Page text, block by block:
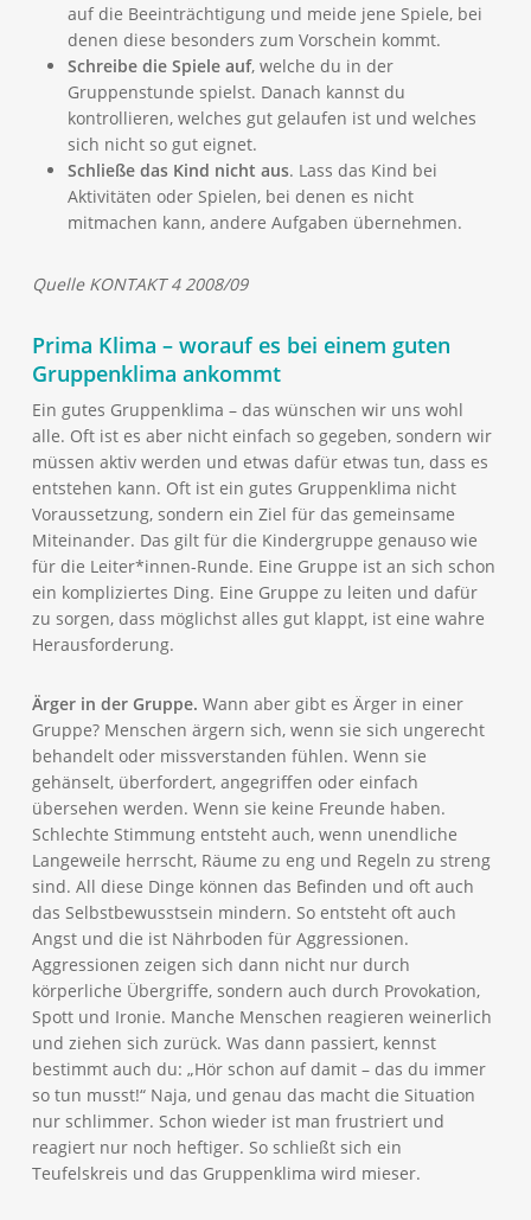
auf die Beeinträchtigung und meide jene Spiele, bei
denen diese besonders zum Vorschein kommt.
Schreibe die Spiele auf, welche du in der
Gruppenstunde spielst. Danach kannst du
kontrollieren, welches gut gelaufen ist und welches
sich nicht so gut eignet.
Schließe das Kind nicht aus. Lass das Kind bei
Aktivitäten oder Spielen, bei denen es nicht
mitmachen kann, andere Aufgaben übernehmen.
Quelle KONTAKT 4 2008/09
Prima Klima – worauf es bei einem guten
Gruppenklima ankommt
Ein gutes Gruppenklima – das wünschen wir uns wohl
alle. Oft ist es aber nicht einfach so gegeben, sondern wir
müssen aktiv werden und etwas dafür etwas tun, dass es
entstehen kann. Oft ist ein gutes Gruppenklima nicht
Voraussetzung, sondern ein Ziel für das gemeinsame
Miteinander. Das gilt für die Kindergruppe genauso wie
für die Leiter*innen-Runde. Eine Gruppe ist an sich schon
ein kompliziertes Ding. Eine Gruppe zu leiten und dafür
zu sorgen, dass möglichst alles gut klappt, ist eine wahre
Herausforderung.
Ärger in der Gruppe. Wann aber gibt es Ärger in einer
Gruppe? Menschen ärgern sich, wenn sie sich ungerecht
behandelt oder missverstanden fühlen. Wenn sie
gehänselt, überfordert, angegriffen oder einfach
übersehen werden. Wenn sie keine Freunde haben.
Schlechte Stimmung entsteht auch, wenn unendliche
Langeweile herrscht, Räume zu eng und Regeln zu streng
sind. All diese Dinge können das Befinden und oft auch
das Selbstbewusstsein mindern. So entsteht oft auch
Angst und die ist Nährboden für Aggressionen.
Aggressionen zeigen sich dann nicht nur durch
körperliche Übergriffe, sondern auch durch Provokation,
Spott und Ironie. Manche Menschen reagieren weinerlich
und ziehen sich zurück. Was dann passiert, kennst
bestimmt auch du: „Hör schon auf damit – das du immer
so tun musst!“ Naja, und genau das macht die Situation
nur schlimmer. Schon wieder ist man frustriert und
reagiert nur noch heftiger. So schließt sich ein
Teufelskreis und das Gruppenklima wird mieser.